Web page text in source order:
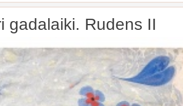
gadalaiki. Rudens II